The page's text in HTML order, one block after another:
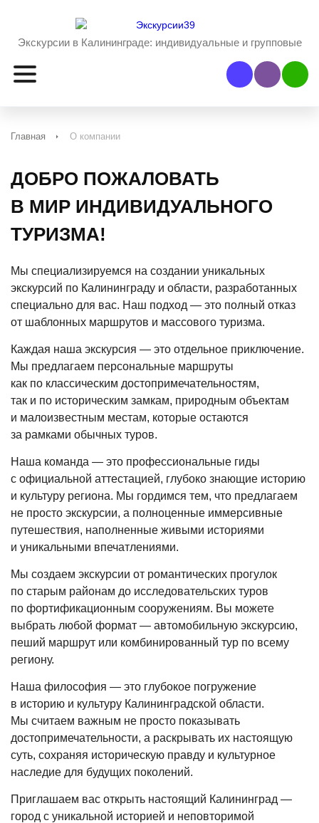
Экскурсии в Калининграде: индивидуальные и групповые
Наш ViberНаш
Главная О компании
ДОБРО ПОЖАЛОВАТЬ
В МИР ИНДИВИДУАЛЬНОГО
ТУРИЗМА!
Мы специализируемся на создании уникальных
экскурсий по Калининграду и области, разработанных
специально для вас. Наш подход — это полный отказ
от шаблонных маршрутов и массового туризма.
Каждая наша экскурсия — это отдельное приключение.
Мы предлагаем персональные маршруты
как по классическим достопримечательностям,
так и по историческим замкам, природным объектам
и малоизвестным местам, которые остаются
за рамками обычных туров.
Наша команда — это профессиональные гиды
с официальной аттестацией, глубоко знающие историю
и культуру региона. Мы гордимся тем, что предлагаем
не просто экскурсии, а полноценные иммерсивные
путешествия, наполненные живыми историями
и уникальными впечатлениями.
Мы создаем экскурсии от романтических прогулок
по старым районам до исследовательских туров
по фортификационным сооружениям. Вы можете
выбрать любой формат — автомобильную экскурсию,
пеший маршрут или комбинированный тур по всему
региону.
Наша философия — это глубокое погружение
в историю и культуру Калининградской области.
Мы считаем важным не просто показывать
достопримечательности, а раскрывать их настоящую
суть, сохраняя историческую правду и культурное
наследие для будущих поколений.
Приглашаем вас открыть настоящий Калининград —
город с уникальной историей и неповторимой